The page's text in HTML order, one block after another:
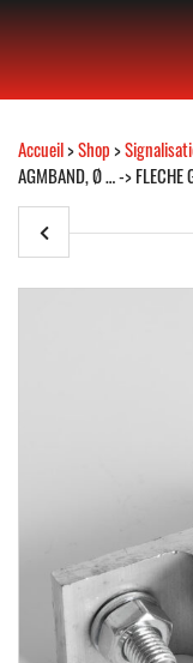
Accueil>Shop>
AGMBAND, Ø … -> FLECHE